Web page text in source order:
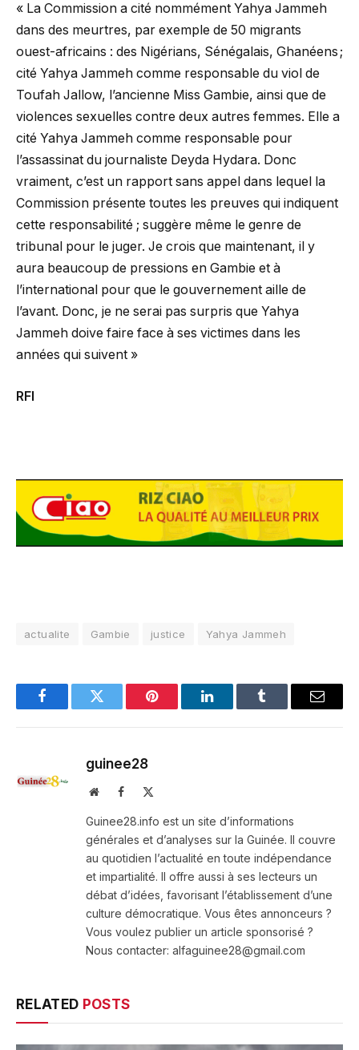
« La Commission a cité nommément Yahya Jammeh
dans des meurtres, par exemple de 50 migrants
ouest-africains : des Nigérians, Sénégalais, Ghanéens ;
cité Yahya Jammeh comme responsable du viol de
Toufah Jallow, l’ancienne Miss Gambie, ainsi que de
violences sexuelles contre deux autres femmes. Elle a
cité Yahya Jammeh comme responsable pour
l’assassinat du journaliste Deyda Hydara. Donc
vraiment, c’est un rapport sans appel dans lequel la
Commission présente toutes les preuves qui indiquent
cette responsabilité ; suggère même le genre de
tribunal pour le juger. Je crois que maintenant, il y
aura beaucoup de pressions en Gambie et à
l’international pour que le gouvernement aille de
l’avant. Donc, je ne serai pas surpris que Yahya
Jammeh doive faire face à ses victimes dans les
années qui suivent »
RFI
actualite Gambie justice Yahya Jammeh
FacebookTwitter Pinterest LinkedInTumblr Email
guinee28
WebsiteFacebook
Guinee28.info est un site d’informations
générales et d’analyses sur la Guinée. Il couvre
au quotidien l’actualité en toute indépendance
et impartialité. Il offre aussi à ses lecteurs un
débat d’idées, favorisant l’établissement d’une
culture démocratique. Vous êtes annonceurs ?
Vous voulez publier un article sponsorisé ?
Nous contacter: alfaguinee28@gmail.com
RELATED POSTS